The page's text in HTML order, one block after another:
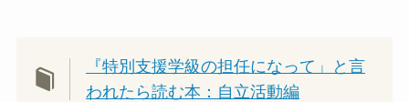
『特別支援学級の担任になって」と言
われたら読む本：自立活動編